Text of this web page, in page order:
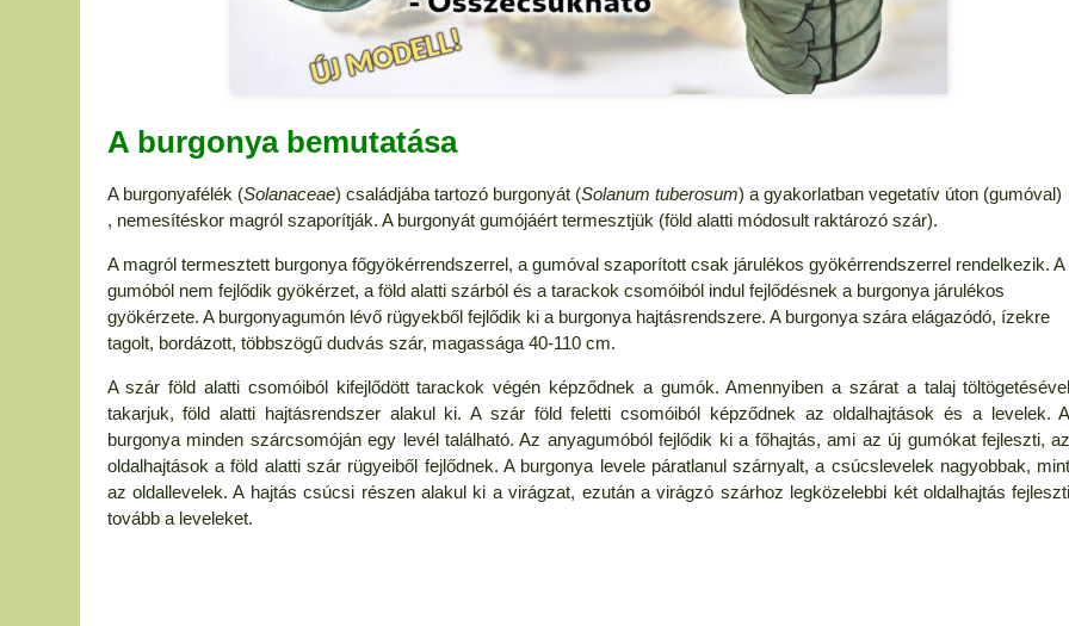
A burgonya bemutatása
A burgonyafélék (Solanaceae) családjába tartozó burgonyát (Solanum tuberosum) a gyakorlatban vegetatív úton (gumóval)
, nemesítéskor magról szaporítják. A burgonyát gumójáért termesztjük (föld alatti módosult raktározó szár).
A magról termesztett burgonya főgyökérrendszerrel, a gumóval szaporított csak járulékos gyökérrendszerrel rendelkezik. A
gumóból nem fejlődik gyökérzet, a föld alatti szárból és a tarackok csomóiból indul fejlődésnek a burgonya járulékos
gyökérzete. A burgonyagumón lévő rügyekből fejlődik ki a burgonya hajtásrendszere. A burgonya szára elágazódó, ízekre
tagolt, bordázott, többszögű dudvás szár, magassága 40-110 cm.
A szár föld alatti csomóiból kifejlődött tarackok végén képződnek a gumók. Amennyiben a szárat a talaj töltögetésével
takarjuk, föld alatti hajtásrendszer alakul ki. A szár föld feletti csomóiból képződnek az oldalhajtások és a levelek. A
burgonya minden szárcsomóján egy levél található. Az anyagumóból fejlődik ki a főhajtás, ami az új gumókat fejleszti, az
oldalhajtások a föld alatti szár rügyeiből fejlődnek. A burgonya levele páratlanul szárnyalt, a csúcslevelek nagyobbak, mint
az oldallevelek. A hajtás csúcsi részen alakul ki a virágzat, ezután a virágzó szárhoz legközelebbi két oldalhajtás fejleszti
tovább a leveleket.